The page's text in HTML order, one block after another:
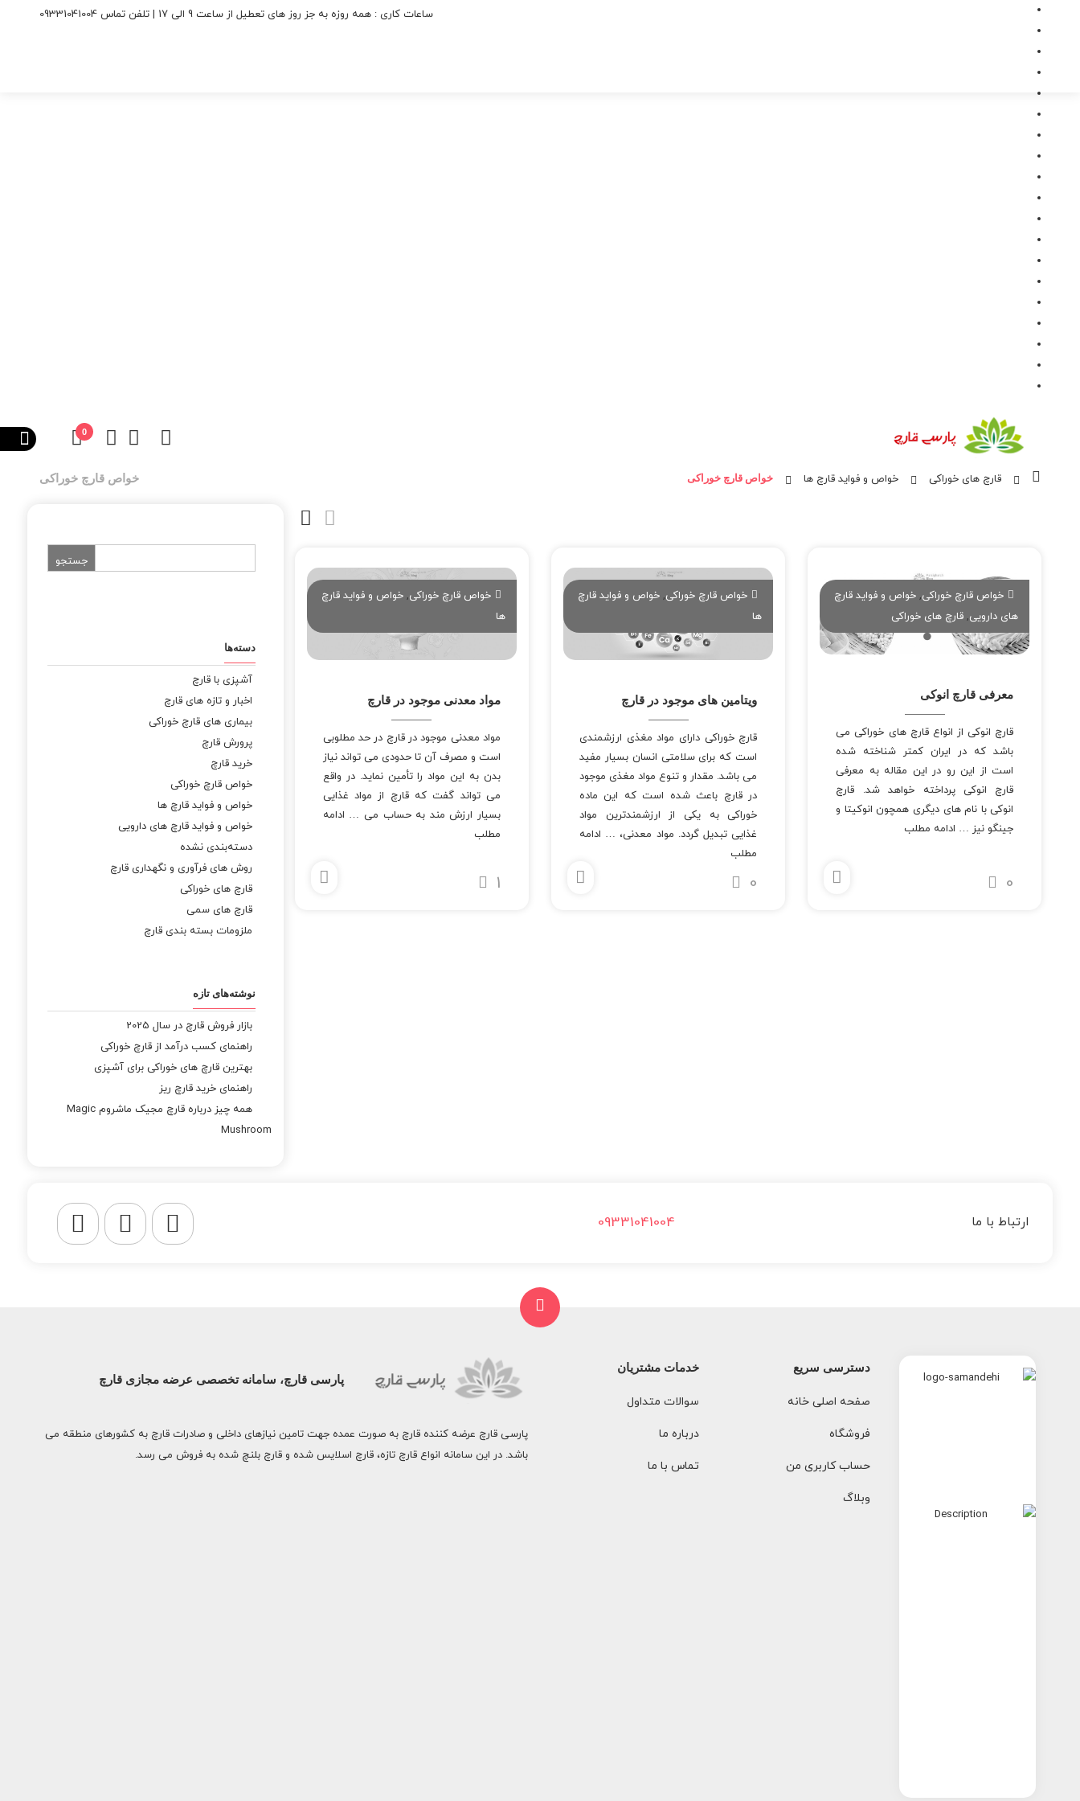
ساعات کاری : همه روزه به جز روز های تعطیل از ساعت 9 الی 17 | تلفن تماس 09331041004
0
خواص قارچ خوراکی قارچ های خوراکی خواص و فواید قارچ ها خواص قارچ خوراکی
خواص قارچ خوراکی, خواص و فواید قارچ
های دارویی, قارچ های خوراکی
معرفی قارچ انوکی
قارچ انوکی از انواع قارچ های خوراکی می
باشد که در ایران کمتر شناخته شده
است از این رو در این مقاله به معرفی
قارچ انوکی پرداخته خواهد شد. قارچ
انوکی با نام های دیگری همچون انوکیتا و
جینگو نیز … ادامه مطلب
0
خواص قارچ خوراکی, خواص و فواید قارچ
ها
ویتامین های موجود در قارچ
قارچ خوراکی دارای مواد مغذی ارزشمندی
است که برای سلامتی انسان بسیار مفید
می باشد. مقدار و تنوع مواد مغذی موجود
در قارچ باعث شده است که این ماده
خوراکی به یکی از ارزشمندترین مواد
غذایی تبدیل گردد. مواد معدنی، … ادامه
مطلب
0
خواص قارچ خوراکی, خواص و فواید قارچ
ها
مواد معدنی موجود در قارچ
مواد معدنی موجود در قارچ در حد مطلوبی
است و مصرف آن تا حدودی می تواند نیاز
بدن به این مواد را تأمین نماید. در واقع
می تواند گفت که قارچ از مواد غذایی
بسیار ارزش مند به حساب می … ادامه
مطلب
1
دسته‌ها
آشپزی با قارچ
اخبار و تازه های قارچ
بیماری های قارچ خوراکی
پرورش قارچ
خرید قارچ
خواص قارچ خوراکی
خواص و فواید قارچ ها
خواص و فواید قارچ های دارویی
دسته‌بندی نشده
روش های فرآوری و نگهداری قارچ
قارچ های خوراکی
قارچ های سمی
ملزومات بسته بندی قارچ
نوشته‌های تازه
بازار فروش قارچ در سال 2025
راهنمای کسب درآمد از قارچ خوراکی
بهترین قارچ های خوراکی برای آشپزی
راهنمای خرید قارچ ریز
همه چیز درباره قارچ مجیک ماشروم Magic
Mushroom
ارتباط با ما 09331041004
دسترسی سریع
صفحه اصلی خانه
فروشگاه
حساب کاربری من
وبلاگ
خدمات مشتریان
سوالات متداول
درباره ما
تماس با ما
پارسی قارچ، سامانه تخصصی عرضه مجازی قارچ
پارسی قارچ عرضه کننده قارچ به صورت عمده جهت تامین نیازهای داخلی و صادرات قارچ به کشورهای منطقه می
باشد. در این سامانه انواع قارچ تازه، قارچ اسلایس شده و قارچ بلنچ شده به فروش می رسد.